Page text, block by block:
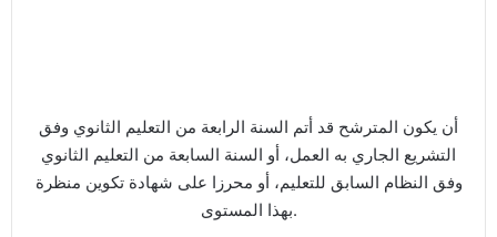
أن يكون المترشح قد أتم السنة الرابعة من التعليم الثانوي وفق
التشريع الجاري به العمل، أو السنة السابعة من التعليم الثانوي
وفق النظام السابق للتعليم، أو محرزا على شهادة تكوين منظرة
بهذا المستوى.